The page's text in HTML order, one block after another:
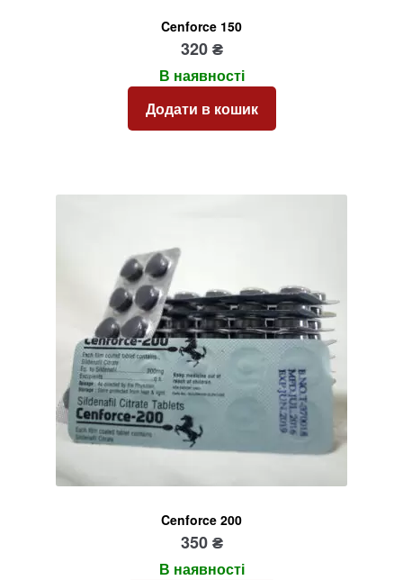
Cenforce 150
320₴
В наявності
Додати в кошик
Cenforce 200
350₴
В наявності